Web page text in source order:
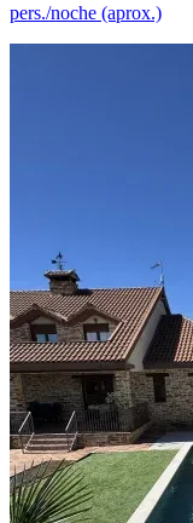
pers./noche (aprox.)